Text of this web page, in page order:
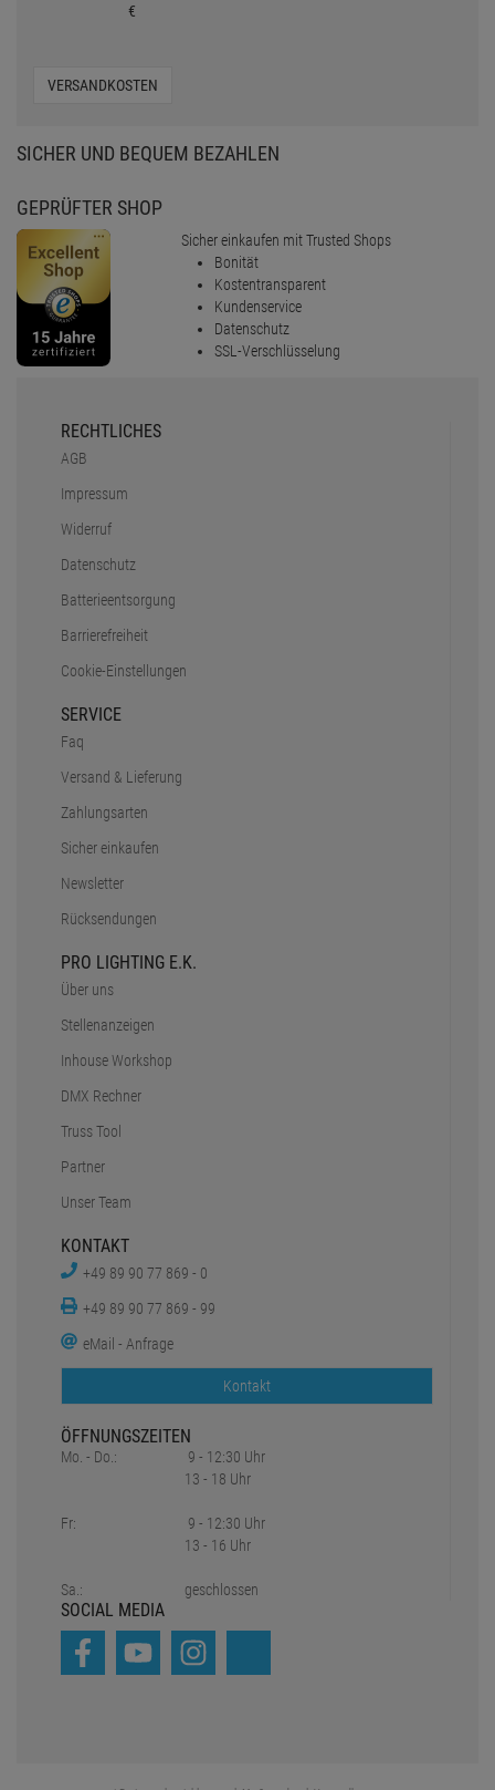
€
VERSANDKOSTEN
SICHER UND BEQUEM BEZAHLEN
GEPRÜFTER SHOP
Sicher einkaufen mit Trusted Shops
Bonität
Kostentransparent
Kundenservice
Datenschutz
SSL-Verschlüsselung
RECHTLICHES
AGB
Impressum
Widerruf
Datenschutz
Batterieentsorgung
Barrierefreiheit
Cookie-Einstellungen
SERVICE
Faq
Versand & Lieferung
Zahlungsarten
Sicher einkaufen
Newsletter
Rücksendungen
PRO LIGHTING E.K.
Über uns
Stellenanzeigen
Inhouse Workshop
DMX Rechner
Truss Tool
Partner
Unser Team
KONTAKT
+49 89 90 77 869 - 0
+49 89 90 77 869 - 99
eMail - Anfrage
Kontakt
ÖFFNUNGSZEITEN
Mo. - Do.:
Fr:
Sa.:
9 - 12:30 Uhr
13 - 18 Uhr
9 - 12:30 Uhr
13 - 16 Uhr
geschlossen
SOCIAL MEDIA